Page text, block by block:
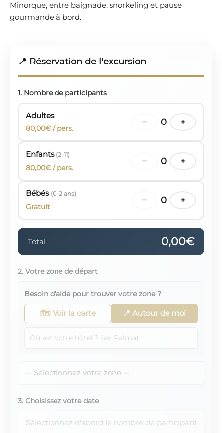
Minorque, entre baignade, snorkeling et pause
gourmande à bord.
📍 Réservation de l'excursion
1. Nombre de participants
Adultes
80,00€ / pers.
− 0 +
Enfants (2-11)
80,00€ / pers.
− 0 +
Bébés (0-2 ans)
Gratuit
− 0 +
Total 0,00€
2. Votre zone de départ
Besoin d'aide pour trouver votre zone ?
🗺️ Voir la carte 📍 Autour de moi
3. Choisissez votre date